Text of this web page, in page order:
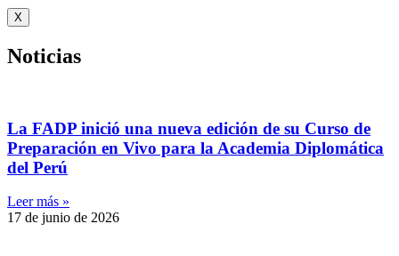
X
Noticias
La FADP inició una nueva edición de su Curso de
Preparación en Vivo para la Academia Diplomática
del Perú
Leer más »
17 de junio de 2026